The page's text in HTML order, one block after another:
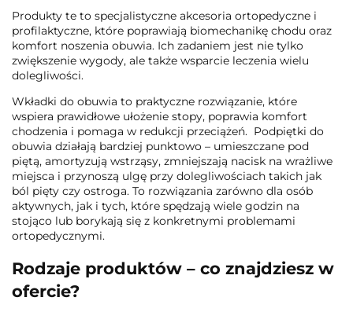
Produkty te to specjalistyczne akcesoria ortopedyczne i
profilaktyczne, które poprawiają biomechanikę chodu oraz
komfort noszenia obuwia. Ich zadaniem jest nie tylko
zwiększenie wygody, ale także wsparcie leczenia wielu
dolegliwości.
Wkładki do obuwia to praktyczne rozwiązanie, które
wspiera prawidłowe ułożenie stopy, poprawia komfort
chodzenia i pomaga w redukcji przeciążeń. Podpiętki do
obuwia działają bardziej punktowo – umieszczane pod
piętą, amortyzują wstrząsy, zmniejszają nacisk na wrażliwe
miejsca i przynoszą ulgę przy dolegliwościach takich jak
ból pięty czy ostroga. To rozwiązania zarówno dla osób
aktywnych, jak i tych, które spędzają wiele godzin na
stojąco lub borykają się z konkretnymi problemami
ortopedycznymi.
Rodzaje produktów – co znajdziesz w
ofercie?